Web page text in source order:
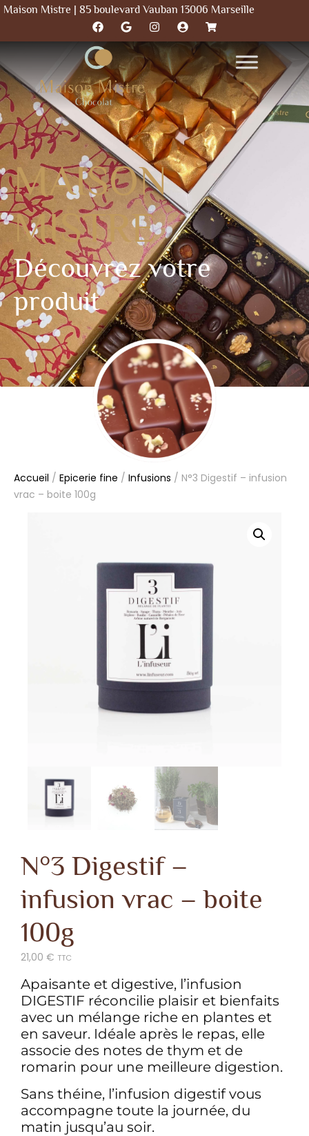
Maison Mistre | 85 boulevard Vauban 13006 Marseille
MAISON
MISTRE
Découvrez votre
produit
Accueil / Epicerie fine / Infusions / N°3 Digestif – infusion
vrac – boite 100g
N°3 Digestif –
infusion vrac – boite
100g
21,00 € TTC
Apaisante et digestive, l’infusion
DIGESTIF réconcilie plaisir et bienfaits
avec un mélange riche en plantes et
en saveur. Idéale après le repas, elle
associe des notes de thym et de
romarin pour une meilleure digestion.
Sans théine, l’infusion digestif vous
accompagne toute la journée, du
matin jusqu’au soir.